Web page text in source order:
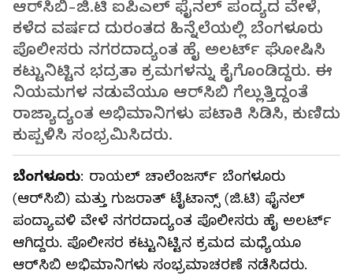
ಆರ್‌ಸಿಬಿ-ಜಿ.ಟಿ ಐಪಿಎಲ್‌ ಫೈನಲ್ ಪಂದ್ಯದ ವೇಳೆ,
ಕಳೆದ ವರ್ಷದ ದುರಂತದ ಹಿನ್ನೆಲೆಯಲ್ಲಿ ಬೆಂಗಳೂರು
ಪೊಲೀಸರು ನಗರದಾದ್ಯಂತ ಹೈ ಅಲರ್ಟ್ ಘೋಷಿಸಿ
ಕಟ್ಟುನಿಟ್ಟಿನ ಭದ್ರತಾ ಕ್ರಮಗಳನ್ನು ಕೈಗೊಂಡಿದ್ದರು. ಈ
ನಿಯಮಗಳ ನಡುವೆಯೂ ಆರ್‌ಸಿಬಿ ಗೆಲ್ಲುತ್ತಿದ್ದಂತೆ
ರಾಜ್ಯಾದ್ಯಂತ ಅಭಿಮಾನಿಗಳು ಪಟಾಕಿ ಸಿಡಿಸಿ, ಕುಣಿದು
ಕುಪ್ಪಳಿಸಿ ಸಂಭ್ರಮಿಸಿದರು.
ಬೆಂಗಳೂರು: ರಾಯಲ್‌ ಚಾಲೆಂಜರ್ಸ್‌ ಬೆಂಗಳೂರು
(ಆರ್‌ಸಿಬಿ) ಮತ್ತು ಗುಜರಾತ್‌ ಟೈಟಾನ್ಸ್‌ (ಜಿ.ಟಿ) ಫೈನಲ್‌
ಪಂದ್ಯಾವಳಿ ವೇಳೆ ನಗರದಾದ್ಯಂತ ಪೊಲೀಸರು ಹೈ ಅಲರ್ಟ್‌
ಆಗಿದ್ದರು. ಪೊಲೀಸರ ಕಟ್ಟುನಿಟ್ಟಿನ ಕ್ರಮದ ಮಧ್ಯೆಯೂ
ಆರ್‌ಸಿಬಿ ಅಭಿಮಾನಿಗಳು ಸಂಭ್ರಮಾಚರಣೆ ನಡೆಸಿದರು.